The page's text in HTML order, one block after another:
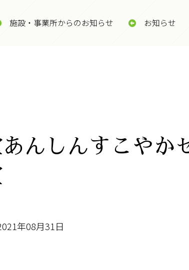
施設・事業所からのお知らせ お知らせ
んしんすこやか
年08月31日